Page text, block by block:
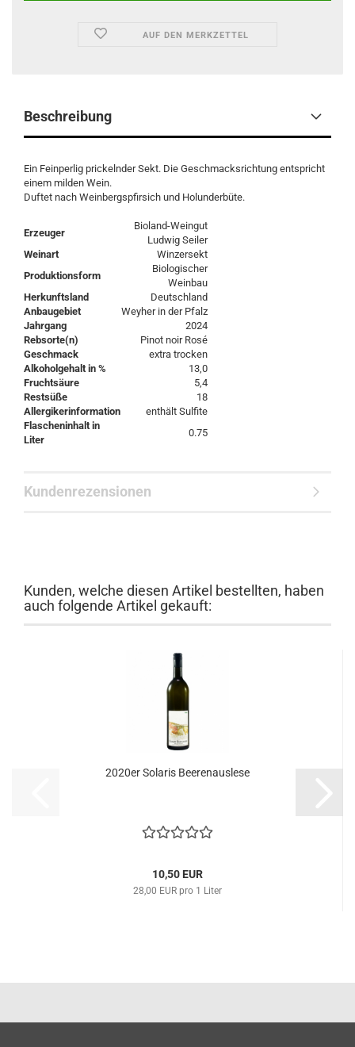
AUF DEN MERKZETTEL
Beschreibung
Ein Feinperlig prickelnder Sekt. Die Geschmacksrichtung entspricht
einem milden Wein.
Duftet nach Weinbergspfirsich und Holunderbüte.
Erzeuger
Bioland-Weingut
Ludwig Seiler
Weinart
Winzersekt
Produktionsform
Biologischer
Weinbau
Herkunftsland
Deutschland
Anbaugebiet
Weyher in der Pfalz
Jahrgang
2024
Rebsorte(n)
Pinot noir Rosé
Geschmack
extra trocken
Alkoholgehalt in %
13,0
Fruchtsäure
5,4
Restsüße
18
Allergikerinformation
enthält Sulfite
Flascheninhalt in
Liter
0.75
Kundenrezensionen
Kunden, welche diesen Artikel bestellten, haben
auch folgende Artikel gekauft:
2020er Solaris Beerenauslese
10,50 EUR
28,00 EUR pro 1 Liter